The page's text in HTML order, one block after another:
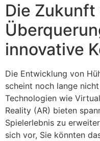
Die
innovative
Die Entwicklung von
scheint noch lange
Technologien wie
Reality (AR) bieten
Spielerlebnis zu
sich vor, Sie könnten